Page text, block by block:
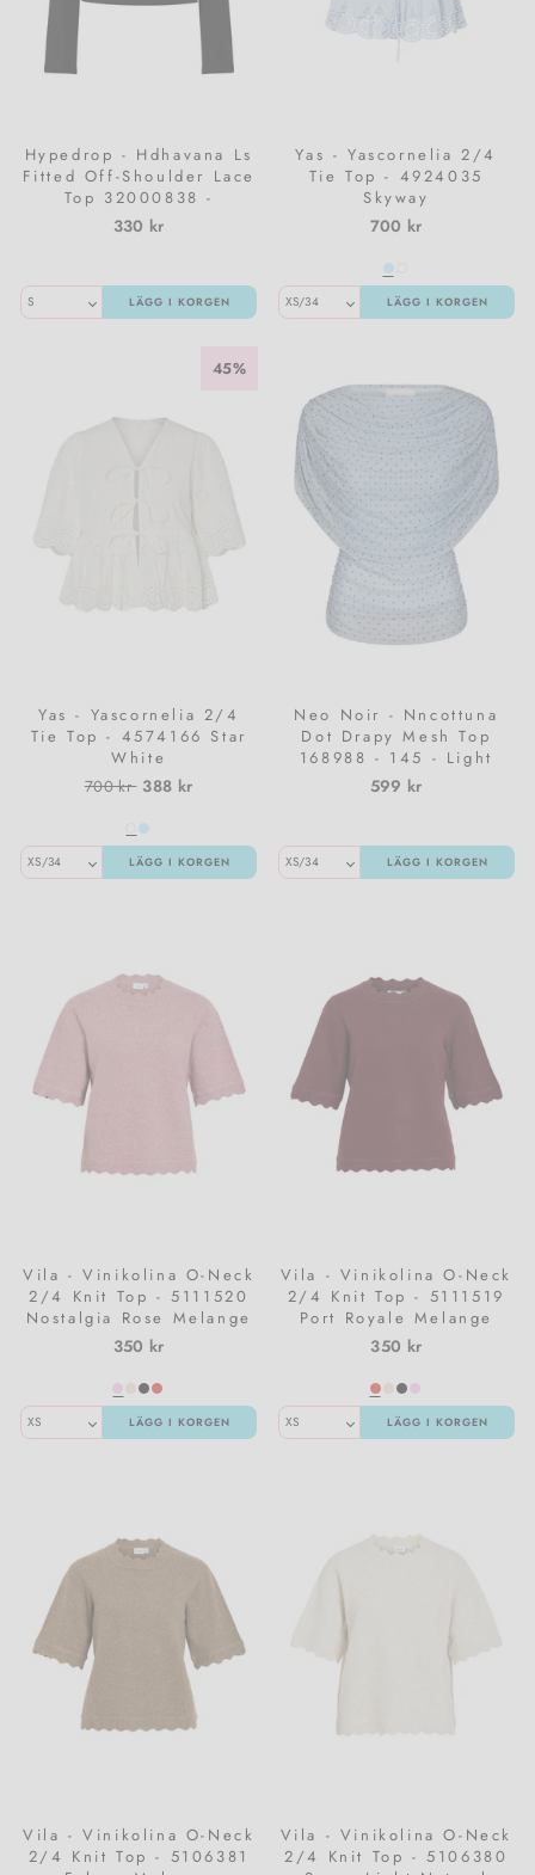
Hypedrop - Hdhavana Ls
Fitted Off-Shoulder Lace
Top 32000838 -
5184636 - Black
330 kr
LÄGG I KORGEN
Yas - Yascornelia 2/4
Tie Top - 4924035
Skyway
700 kr
LÄGG I KORGEN
45%
Yas - Yascornelia 2/4
Tie Top - 4574166 Star
White
Normalpris
700 kr Utförsäljningspris
388 kr
LÄGG I KORGEN
Neo Noir - Nncottuna
Dot Drapy Mesh Top
168988 - 145 - Light
Blue
599 kr
LÄGG I KORGEN
Vila - Vinikolina O-Neck
2/4 Knit Top - 5111520
Nostalgia Rose Melange
350 kr
LÄGG I KORGEN
Vila - Vinikolina O-Neck
2/4 Knit Top - 5111519
Port Royale Melange
350 kr
LÄGG I KORGEN
Vila - Vinikolina O-Neck
2/4 Knit Top - 5106381
Vila - Vinikolina O-Neck
2/4 Knit Top - 5106380